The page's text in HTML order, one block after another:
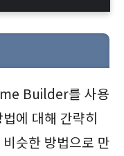
Builder를 사용
에 대해 간략히
슷한 방법으로 만